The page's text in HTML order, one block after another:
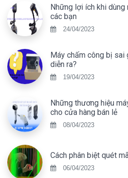
Những lợi ích khi dùng
các bạn
24/04/2023
Máy chấm công bị
diễn ra?
19/04/2023
Những thương hiệu
cho cửa hàng bán lẻ
08/04/2023
Cách phân biệt quét
06/04/2023